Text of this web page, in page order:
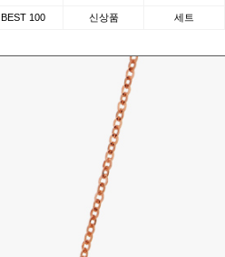
BEST 100 신상품 세트